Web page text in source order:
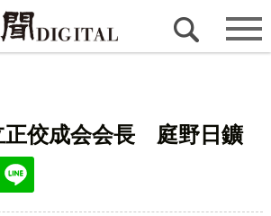
佼成会会長 庭野日鑛